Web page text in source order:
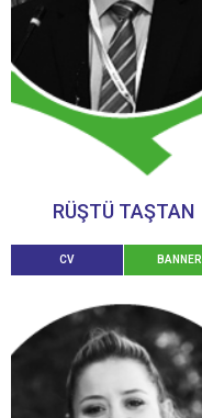
RÜŞTÜ TAŞTAN
CV BANNER